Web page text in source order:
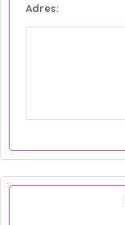
Adres: